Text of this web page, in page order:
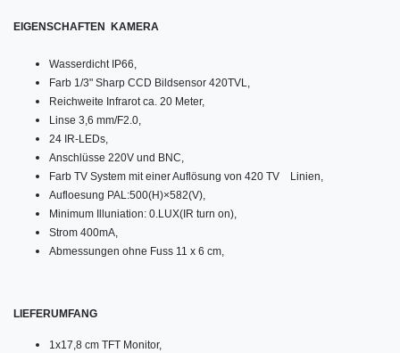
EIGENSCHAFTEN KAMERA
Wasserdicht IP66,
Farb 1/3" Sharp CCD Bildsensor 420TVL,
Reichweite Infrarot ca. 20 Meter,
Linse 3,6 mm/F2.0,
24 IR-LEDs,
Anschlüsse 220V und BNC,
Farb TV System mit einer Auflösung von 420 TV Linien,
Aufloesung PAL:500(H)×582(V),
Minimum Illuniation: 0.LUX(IR turn on),
Strom 400mA,
Abmessungen ohne Fuss 11 x 6 cm,
LIEFERUMFANG
1x17,8 cm TFT Monitor,